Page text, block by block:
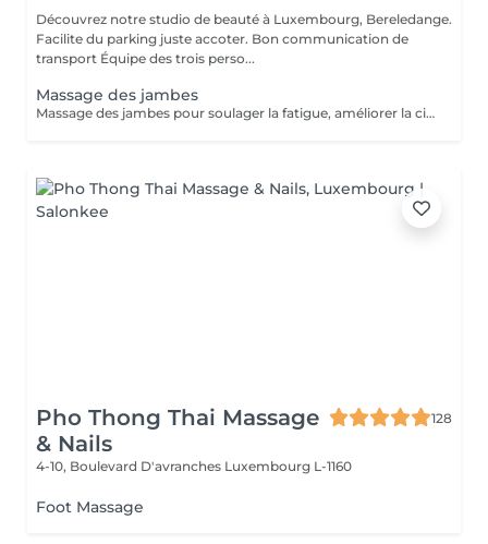
Découvrez notre studio de beauté à Luxembourg, Bereledange.
Facilite du parking juste accoter. Bon communication de
transport Équipe des trois perso...
Massage des jambes
Massage des jambes pour soulager la fatigue, améliorer la circulation sanguine et réduire les tensions. Idéal en cas de jambes lourdes, fatigue ou station debout prolongée.
Pho Thong Thai Massage
& Nails
128
4-10, Boulevard D'avranches Luxembourg L-1160
Foot Massage